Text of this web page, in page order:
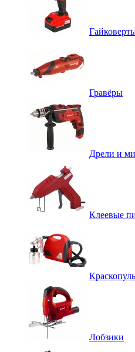
Гравёры
Дрели и
Клеевые
Лобзики